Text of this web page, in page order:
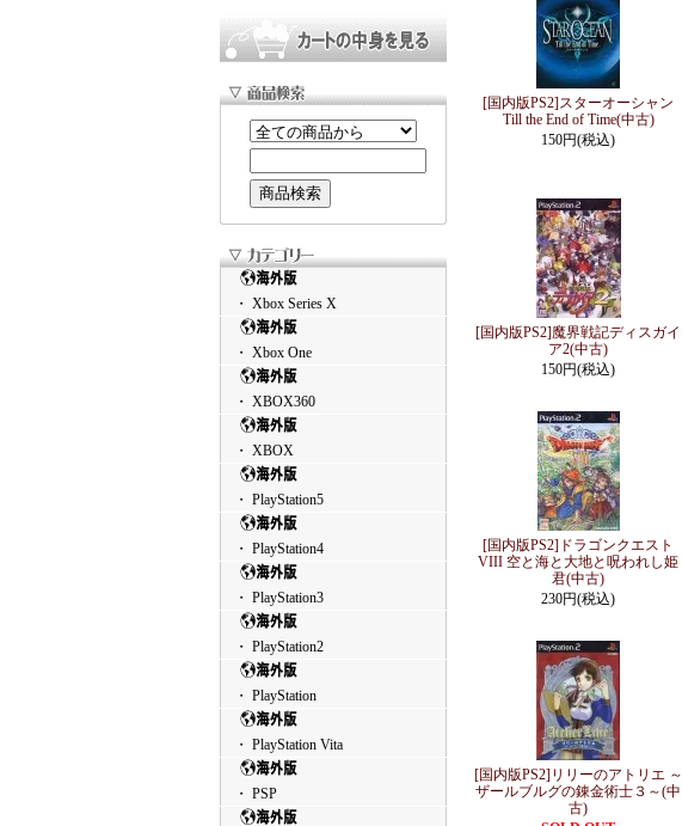
・ Xbox Series X
・ Xbox One
・ XBOX360
・ XBOX
・ PlayStation5
・ PlayStation4
・ PlayStation3
・ PlayStation2
・ PlayStation
・ PlayStation Vita
・ PSP
[国内版PS2]スターオーシャン
Till the End of Time(中古)
150円(税込)
[国内版PS2]魔界戦記ディスガイ
ア2(中古)
150円(税込)
[国内版PS2]ドラゴンクエスト
VIII 空と海と大地と呪われし姫
君(中古)
230円(税込)
[国内版PS2]リリーのアトリエ ～
ザールブルグの錬金術士３～(中
古)